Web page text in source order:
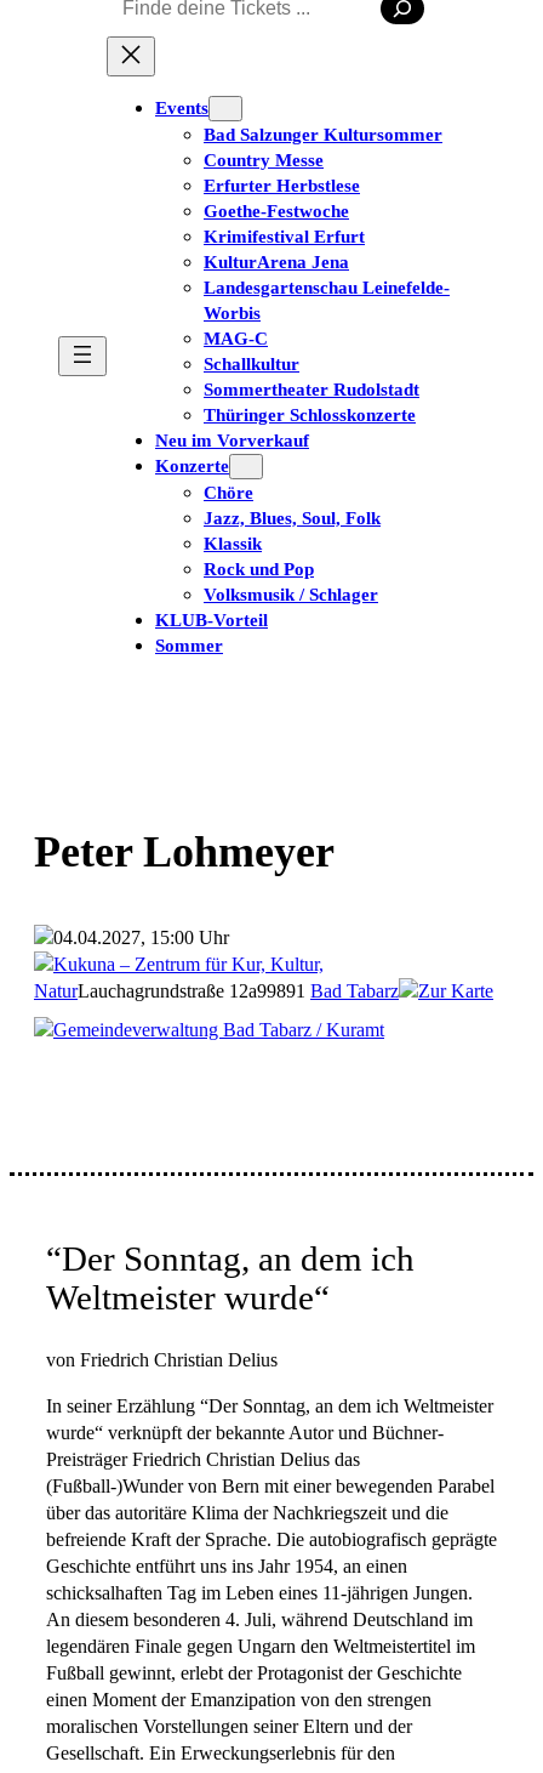
Events
Bad Salzunger Kultursommer
Country Messe
Erfurter Herbstlese
Goethe-Festwoche
Krimifestival Erfurt
KulturArena Jena
Landesgartenschau Leinefelde-
Worbis
MAG-C
Schallkultur
Sommertheater Rudolstadt
Thüringer Schlosskonzerte
Neu im Vorverkauf
Konzerte
Chöre
Jazz, Blues, Soul, Folk
Klassik
Rock und Pop
Volksmusik / Schlager
KLUB-Vorteil
Sommer
Peter Lohmeyer
04.04.2027, 15:00 Uhr
Kukuna – Zentrum für Kur, Kultur,
NaturLauchagrundstraße 12a99891 Bad Tabarz
Zur Karte
Gemeindeverwaltung Bad Tabarz / Kuramt
“Der Sonntag, an dem ich
Weltmeister wurde“
von Friedrich Christian Delius
In seiner Erzählung “Der Sonntag, an dem ich Weltmeister
wurde“ verknüpft der bekannte Autor und Büchner-
Preisträger Friedrich Christian Delius das
(Fußball-)Wunder von Bern mit einer bewegenden Parabel
über das autoritäre Klima der Nachkriegszeit und die
befreiende Kraft der Sprache. Die autobiografisch geprägte
Geschichte entführt uns ins Jahr 1954, an einen
schicksalhaften Tag im Leben eines 11-jährigen Jungen.
An diesem besonderen 4. Juli, während Deutschland im
legendären Finale gegen Ungarn den Weltmeistertitel im
Fußball gewinnt, erlebt der Protagonist der Geschichte
einen Moment der Emanzipation von den strengen
moralischen Vorstellungen seiner Eltern und der
Gesellschaft. Ein Erweckungserlebnis für den